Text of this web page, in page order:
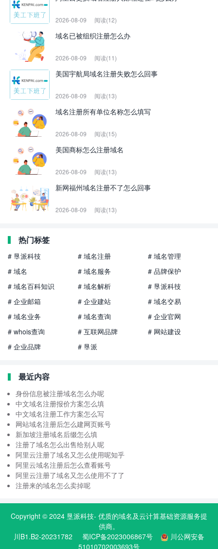
2026-08-09 阅读(12)
域名已被组织注册怎么办
2026-08-09 阅读(11)
美国宇航局域名注册失败怎么回事
2026-08-09 阅读(13)
域名注册所有单位名称怎么填写
2026-08-09 阅读(15)
美国商标怎么注册域名
2026-08-09 阅读(13)
新网福州域名注册不了怎么回事
2026-08-09 阅读(13)
热门标签
# 垦派科技 # 域名注册
# 域名管理
# 域名
# 域名服务
# 品牌保护
# 域名百科知识
# 域名解析
# 垦派科技
# 企业邮箱
# 企业建站
# 域名交易
# 域名业务
# 域名查询
# 企业官网
# whois查询
# 互联网品牌
# 网站建设
# 企业品牌
# 垦派
最近内容
身份信息被注册域名怎么办呢
中文域名注册报价方案怎么填
中文域名注册工作方案怎么写
网站域名注册后怎么建网页账号
新加坡注册域名后缀怎么填
注册了域名怎么出售给别人呢
阿里云注册了域名又怎么使用呢知乎
阿里云域名注册后怎么查看账号
阿里云注册了域名又怎么使用不了了
注册来的域名怎么卖掉呢
Copyright © 2024 垦派科技- 优质的域名及云计算基础资源服务提
供商。
川B1.B2-20231782
蜀ICP备2023006867号
川公网安备
51010702003693号